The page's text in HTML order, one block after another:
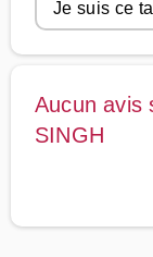
Je suis ce
Aucun avis
SINGH